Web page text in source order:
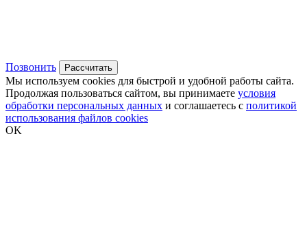
Позвонить Рассчитать
Мы используем cookies для быстрой и удобной работы сайта.
Продолжая пользоваться сайтом, вы принимаете условия
обработки персональных данных и соглашаетесь с политикой
использования файлов cookies
OK